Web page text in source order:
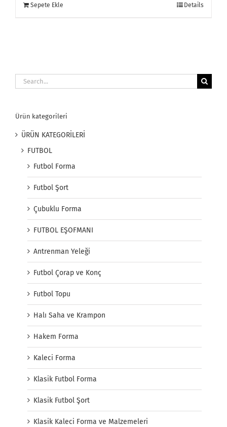
Sepete Ekle Details
Search
for:
Ürün kategorileri
ÜRÜN KATEGORİLERİ
FUTBOL
Futbol Forma
Futbol Şort
Çubuklu Forma
FUTBOL EŞOFMANI
Antrenman Yeleği
Futbol Çorap ve Konç
Futbol Topu
Halı Saha ve Krampon
Hakem Forma
Kaleci Forma
Klasik Futbol Forma
Klasik Futbol Şort
Klasik Kaleci Forma ve Malzemeleri